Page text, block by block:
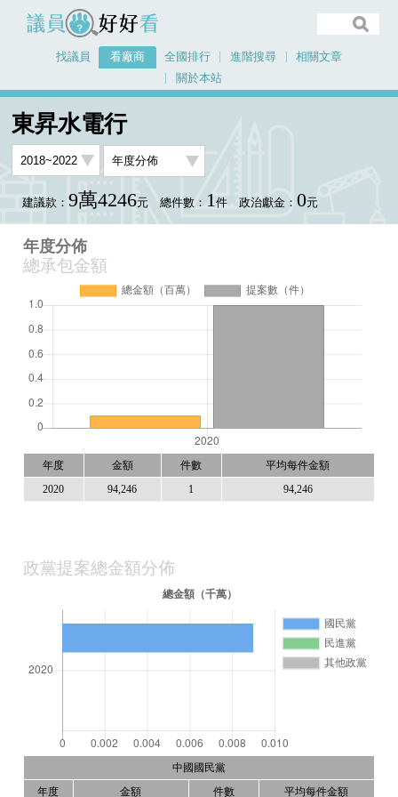
議員好好看
找議員 看廠商 全國排行 進階搜尋
相關文章
關於本站
東昇水電行
建議款： 9萬4246元 總件數： 1件 政治獻金： 0元
年度分佈
總承包金額
年度 金額 件數 平均每件金額
2020 94,246 1 94,246
政黨提案總金額分佈
中國國民黨
年度 金額 件數 平均每件金額